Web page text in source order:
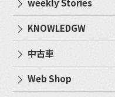
weekly Stories
KNOWLEDGW
中古車
Web Shop